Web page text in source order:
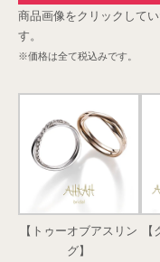
商品画像をクリックして
す。
※価格は全て税込みです。
【トゥーオブアスリン
グ】